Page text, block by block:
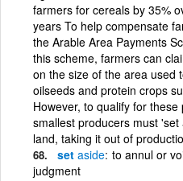
farmers for cereals by 35%
years To help compensate
the Arable Area Payments
this scheme, farmers can
on the size of the area used
oilseeds and protein crops
However, to qualify for
smallest producers must
land, taking it out of
set aside to annul or
judgment